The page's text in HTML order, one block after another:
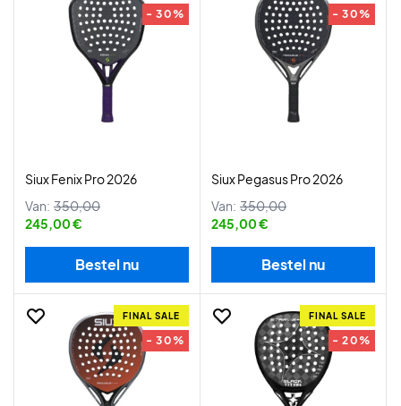
- 30%
Siux Fenix Pro 2026
Van: 350,00
245,00 €
Bestel nu
- 30%
Siux Pegasus Pro 2026
Van: 350,00
245,00 €
Bestel nu
FINAL SALE
- 30%
FINAL SALE
- 20%